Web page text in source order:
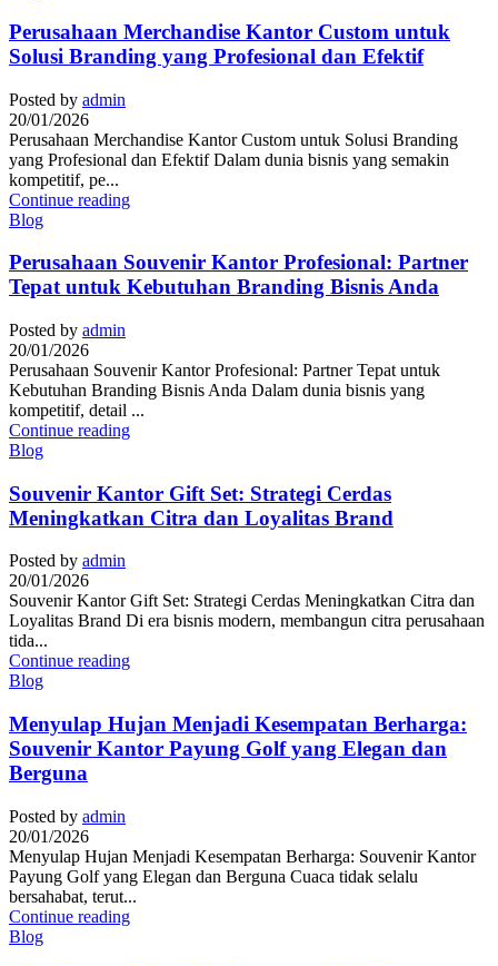
Perusahaan Merchandise Kantor Custom untuk
Solusi Branding yang Profesional dan Efektif
Posted by admin
20/01/2026
Perusahaan Merchandise Kantor Custom untuk Solusi Branding
yang Profesional dan Efektif Dalam dunia bisnis yang semakin
kompetitif, pe...
Continue reading
Blog
Perusahaan Souvenir Kantor Profesional: Partner
Tepat untuk Kebutuhan Branding Bisnis Anda
Posted by admin
20/01/2026
Perusahaan Souvenir Kantor Profesional: Partner Tepat untuk
Kebutuhan Branding Bisnis Anda Dalam dunia bisnis yang
kompetitif, detail ...
Continue reading
Blog
Souvenir Kantor Gift Set: Strategi Cerdas
Meningkatkan Citra dan Loyalitas Brand
Posted by admin
20/01/2026
Souvenir Kantor Gift Set: Strategi Cerdas Meningkatkan Citra dan
Loyalitas Brand Di era bisnis modern, membangun citra perusahaan
tida...
Continue reading
Blog
Menyulap Hujan Menjadi Kesempatan Berharga:
Souvenir Kantor Payung Golf yang Elegan dan
Berguna
Posted by admin
20/01/2026
Menyulap Hujan Menjadi Kesempatan Berharga: Souvenir Kantor
Payung Golf yang Elegan dan Berguna Cuaca tidak selalu
bersahabat, terut...
Continue reading
Blog